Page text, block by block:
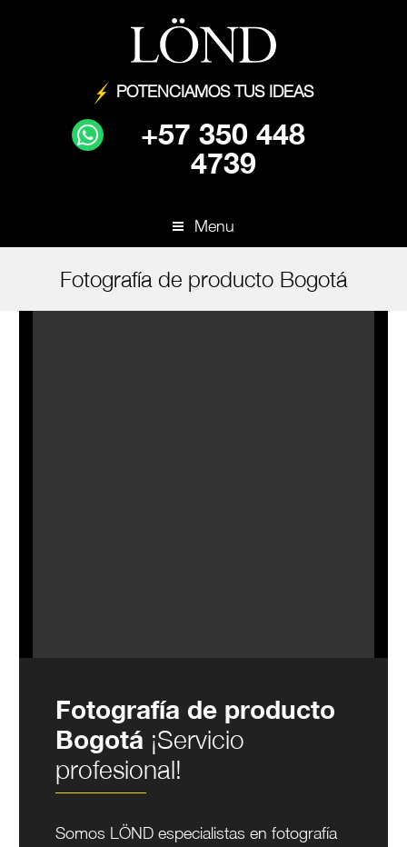
POTENCIAMOS TUS IDEAS
+57 350 448
4739
Menu
Fotografía de producto Bogotá
Fotografía de producto
Bogotá ¡Servicio
profesional!
Somos LÖND especialistas en fotografía